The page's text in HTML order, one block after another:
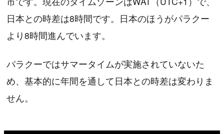
日本との時差は8時間です。日本のほうがパラクー
より8時間進んでいます。
パラクーではサマータイムが実施されていないた
め、基本的に年間を通して日本との時差は変わりま
せん。